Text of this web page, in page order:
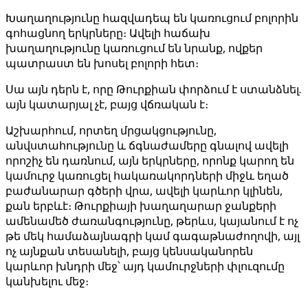
Խաղաղությունը հազվադեպ են կառուցում բոլորին
գոհացնող երկրները։ Ավելի հաճախ
խաղաղությունը կառուցում են նրանք, ովքեր
պատրաստ են խոսել բոլորի հետ։
Սա այն դերն է, որը Թուրքիան փորձում է ստանձնել.
այն կատարյալ չէ, բայց վճռական է։
Աշխարհում, որտեղ մրցակցությունը,
անվստահությունը և ճգնաժամերը գնալով ավելի
որոշիչ են դառնում, այն երկրները, որոնք կարող են
կամուրջ կառուցել հակառակորդների միջև եղած
բաժանարար գծերի վրա, ավելի կարևոր կլինեն,
քան երբևէ։ Թուրքիայի խաղաղարար ջանքերի
ամենամեծ ժառանգությունը, թերևս, կայանում է ոչ
թե մեկ համաձայնագրի կամ գագաթնաժողովի, այլ
ոչ այնքան տեսանելի, բայց կենսականորեն
կարևոր խնդրի մեջ՝ այդ կամուրջների փլուզումը
կանխելու մեջ։